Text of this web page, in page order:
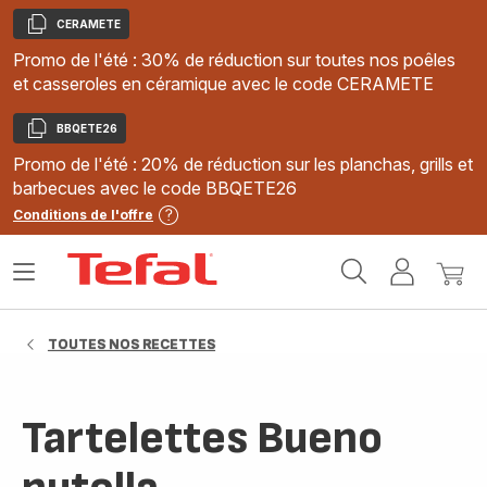
Copier
CERAMETE
Promo de l'été : 30% de réduction sur toutes nos poêles
et casseroles en céramique avec le code CERAMETE
Copier
BBQETE26
Promo de l'été : 20% de réduction sur les planchas, grills et
barbecues avec le code BBQETE26
Conditions de l'offre
MonMon
Ouvrir
TOUTES NOS RECETTES
Tartelettes Bueno